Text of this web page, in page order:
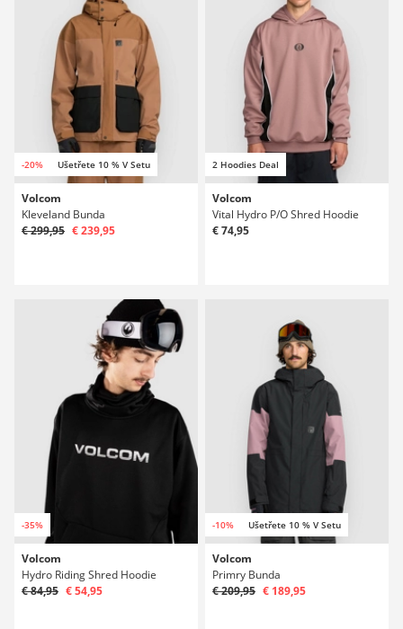
-20% Ušetřete 10 % V Setu
Volcom
Kleveland Bunda
€ 299,95 € 239,95
2 Hoodies Deal
Volcom
Vital Hydro P/O Shred Hoodie
€ 74,95
-35%
Volcom
Hydro Riding Shred Hoodie
€ 84,95 € 54,95
-10% Ušetřete 10 % V Setu
Volcom
Primry Bunda
€ 209,95 € 189,95